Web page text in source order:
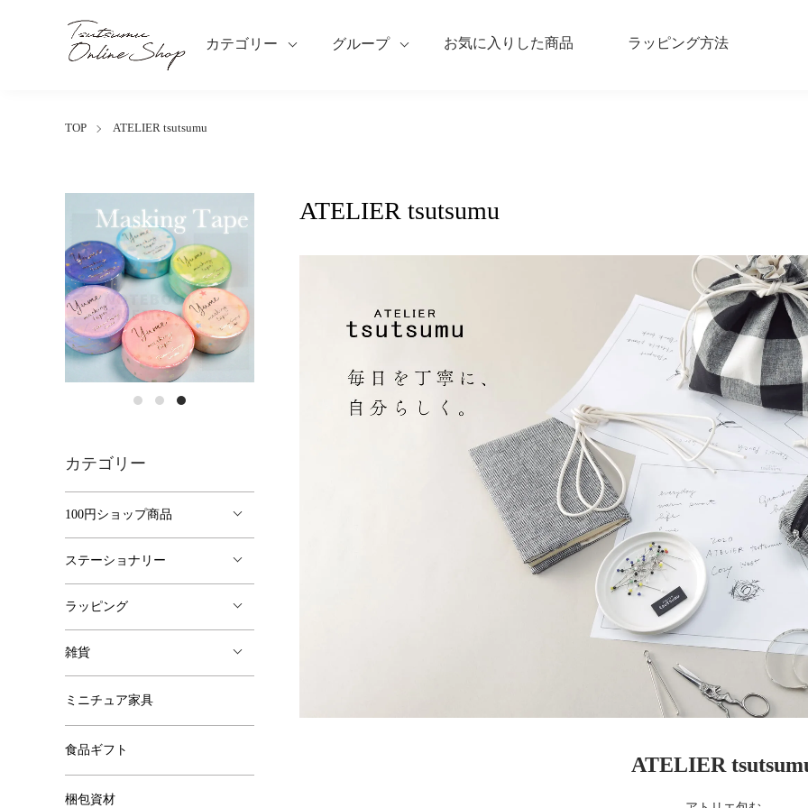
カテゴリー グループ お気に入りした商品 ラッピング方法
TOP ATELIER tsutsumu
ATELIER tsutsumu
ATELIER
カテゴリー
100円ショップ商品
ステーショナリー
ラッピング
雑貨
ミニチュア家具
食品ギフト
梱包資材